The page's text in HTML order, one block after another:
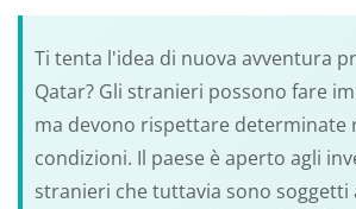
Ti tenta l'idea di nuova avventura
Qatar? Gli stranieri possono fare
ma devono rispettare determinate
condizioni. Il paese è aperto agli
stranieri che tuttavia sono soggetti